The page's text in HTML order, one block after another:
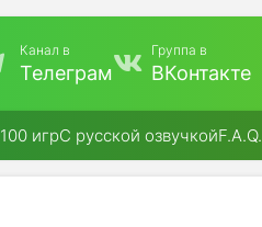
Канал в
Телеграм
Группа в
ВКонтакте
игрС русской озвучкойF.A.Q.